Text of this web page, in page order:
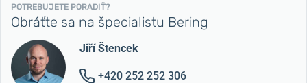
POTREBUJETE PORADIŤ?
Obráťte sa na špecialistu Bering
Jiří Štencek
+420 252 252 306